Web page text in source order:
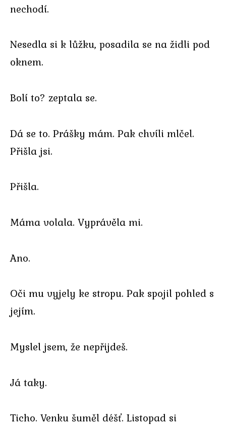
nechodí.
Nesedla si k lůžku, posadila se na židli pod
oknem.
Bolí to? zeptala se.
Dá se to. Prášky mám. Pak chvíli mlčel.
Přišla jsi.
Přišla.
Máma volala. Vyprávěla mi.
Ano.
Oči mu vyjely ke stropu. Pak spojil pohled s
jejím.
Myslel jsem, že nepřijdeš.
Já taky.
Ticho. Venku šuměl déšť. Listopad si